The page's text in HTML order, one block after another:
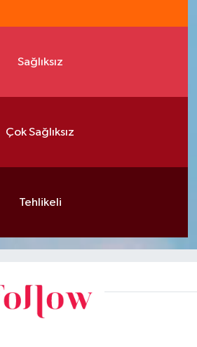
Sağlıksız
Çok Sağlıksız
Tehlikeli